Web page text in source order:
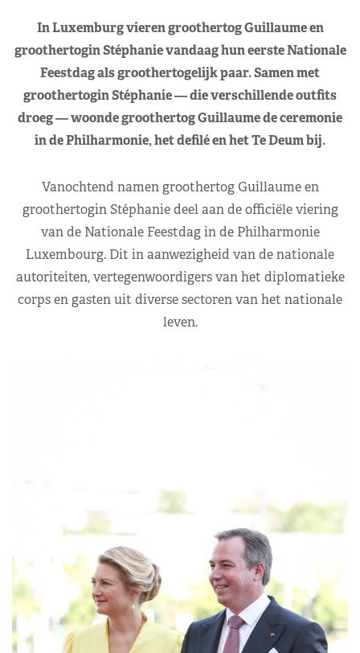
In Luxemburg vieren groothertog Guillaume en
groothertogin Stéphanie vandaag hun eerste Nationale
Feestdag als groothertogelijk paar. Samen met
groothertogin Stéphanie — die verschillende outfits
droeg — woonde groothertog Guillaume de ceremonie
in de Philharmonie, het defilé en het Te Deum bij.
Vanochtend namen groothertog Guillaume en
groothertogin Stéphanie deel aan de officiële viering
van de Nationale Feestdag in de Philharmonie
Luxembourg. Dit in aanwezigheid van de nationale
autoriteiten, vertegenwoordigers van het diplomatieke
corps en gasten uit diverse sectoren van het nationale
leven.